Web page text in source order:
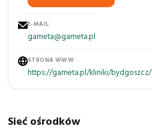
E-MAIL:
gameta@gameta.pl
STRONA WWW:
https://gameta.pl/kliniki/bydgoszcz/
Sieć ośrodków